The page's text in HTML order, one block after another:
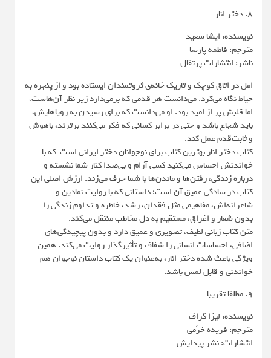
8. دختر انار
نویسنده: ایشا سعید
مترجم: فاطمه پارسا
ناشر: انتشارات پرتقال
امل در اتاق کوچک و تاریک خانه‌ی ثروتمندان ایستاده بود و از پنجره به
حیاط نگاه می‌کرد. می‌دانست هر قدمی که برمی‌دارد زیر نظر آن‌هاست،
اما قلبش پر از امید بود. او می‌دانست که برای رسیدن به رویاهایش،
باید شجاع باشد و حتی در برابر کسانی که فکر می‌کنند برترند، باهوش
و ثابت‌قدم عمل کند.
کتاب دختر انار بهترین کتاب برای نوجوانان دختر ایرانی است که با
خواندنش احساس می‌کنید کسی آرام و بی‌صدا کنار شما نشسته و
درباره زندگی، رفتن‌ها و ماندن‌ها با شما حرف می‌زند. ارزش اصلی این
کتاب در سادگی عمیق آن است؛ داستانی که با روایت نمادین و
شاعرانه‌اش، مفاهیمی مثل فقدان، رشد، خاطره و تداوم زندگی را
بدون شعار و اغراق، مستقیم به دل مخاطب منتقل می‌کند.
متن کتاب زبانی لطیف، تصویری و عمیق دارد و بدون پیچیدگی‌های
اضافی، احساسات انسانی را شفاف و تأثیرگذار روایت می‌کند. همین
ویژگی باعث شده دختر انار، به‌عنوان یک کتاب داستان نوجوان هم
خواندنی و قابل لمس باشد.
9. مطلقا تقریبا
نویسنده: لیزا گراف
مترجم: فریده خرَمی
انتشارات: نشر پیدایش